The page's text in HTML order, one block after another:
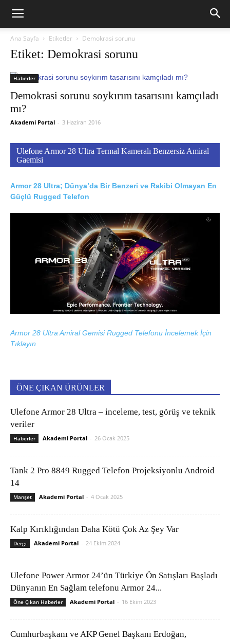
Ana Sayfa Etiketler Demokrasi sorunu
Etiket: Demokrasi sorunu
Haberler
Demokrasi sorunu soykırım tasarısını kamçıladı
mı?
Akademi Portal - 3 Haziran 2016
Ulefone Armor 28 Ultra Termal Kameralı Benzersiz Amiral
Gaemisi
Armor 28 Ultra; Dünya’da Bir Benzeri ve Rakibi Olmayan En
Güçlü Rugged Telefon
Armor 28 Ultra Amiral Gemisi Rugged Telefonu İncelemek İçin
Tıklayın
ÖNE ÇIKAN ÜRÜNLER
Ulefone Armor 28 Ultra – inceleme, test, görüş ve teknik
veriler
Haberler Akademi Portal - 26 Ocak 2025
Tank 2 Pro 8849 Rugged Telefon Projeksiyonlu Android
14
Manşet Akademi Portal - 4 Ocak 2025
Kalp Kırıklığından Daha Kötü Çok Az Şey Var
Dergi Akademi Portal - 24 Ekim 2024
Ulefone Power Armor 24’ün Türkiye Ön Satışları Başladı
Dünyanın En Sağlam telefonu Armor 24...
Öne Çıkan Haberler Akademi Portal - 16 Ekim 2023
Cumhurbaşkanı ve AKP Genel Başkanı Erdoğan,